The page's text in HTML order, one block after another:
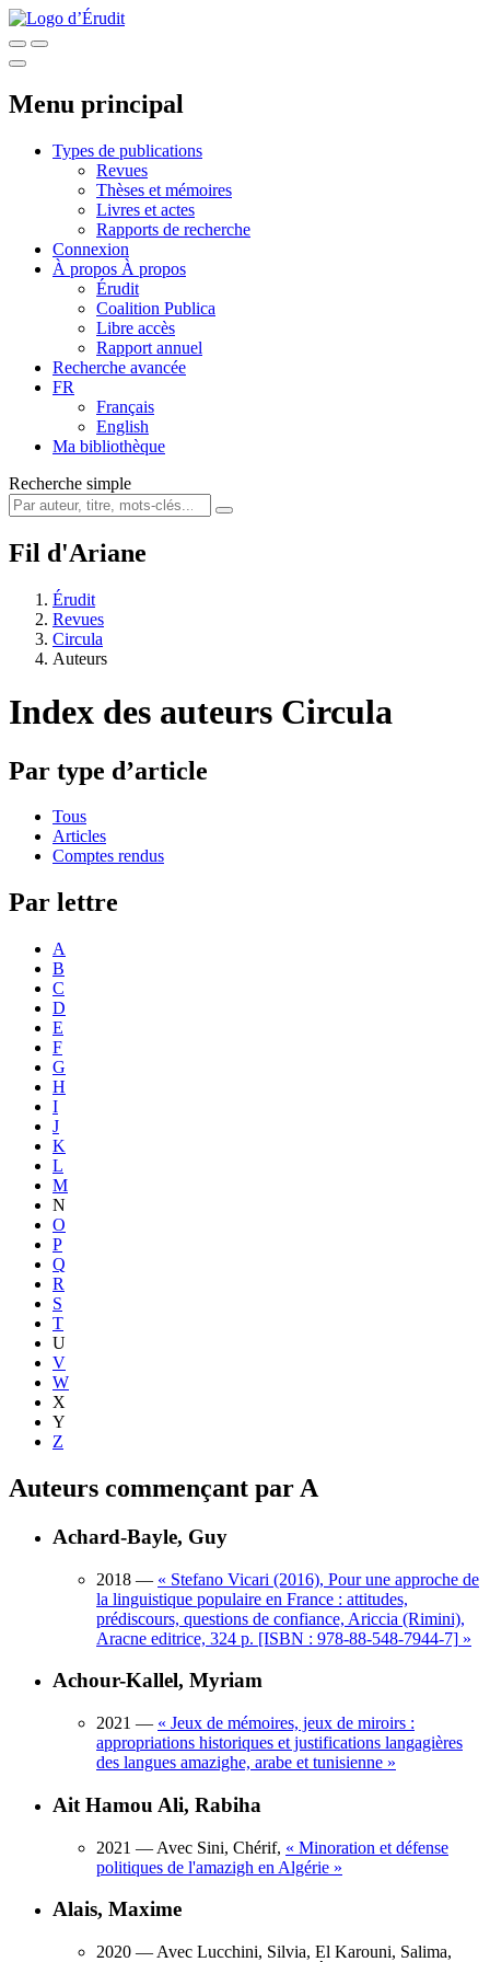
Menu principal
Types de publications
Revues
Thèses et mémoires
Livres et actes
Rapports de recherche
Connexion
À propos À propos
Érudit
Coalition Publica
Libre accès
Rapport annuel
Recherche avancée
FR
Français
English
Ma bibliothèque
Recherche simple
Fil d'Ariane
Érudit
Revues
Circula
Auteurs
Index des auteurs Circula
Par type d’article
Tous
Articles
Comptes rendus
Par lettre
A
B
C
D
E
F
G
H
I
J
K
L
M
N
O
P
Q
R
S
T
U
V
W
X
Y
Z
Auteurs commençant par A
Achard-Bayle, Guy
2018 — « Stefano Vicari (2016), Pour une approche de
la linguistique populaire en France : attitudes,
prédiscours, questions de confiance, Ariccia (Rimini),
Aracne editrice, 324 p. [ISBN : 978-88-548-7944-7] »
Achour-Kallel, Myriam
2021 — « Jeux de mémoires, jeux de miroirs :
appropriations historiques et justifications langagières
des langues amazighe, arabe et tunisienne »
Ait Hamou Ali, Rabiha
2021 — Avec Sini, Chérif, « Minoration et défense
politiques de l'amazigh en Algérie »
Alais, Maxime
2020 — Avec Lucchini, Silvia, El Karouni, Salima,